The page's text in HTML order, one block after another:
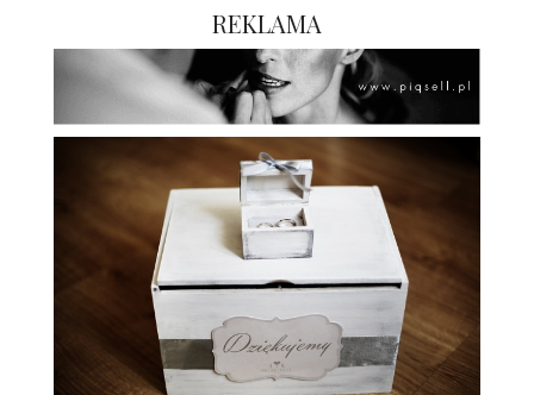
REKLAMA